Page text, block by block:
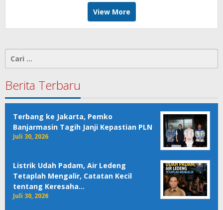
View More
Cari
untuk:
Berita Terbaru
Terbang ke Jakarta, Pemko
Banjarmasin Tagih Janji Kepastian PLN
Juli 30, 2026
Listrik Udah Padam, Air Ledeng
Tetaplah Mengalir, Catatan Kecil
tentang Keresaha…
Juli 30, 2026